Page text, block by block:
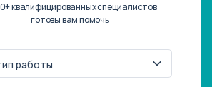
квалифицированных специалистов
готовы вам помочь